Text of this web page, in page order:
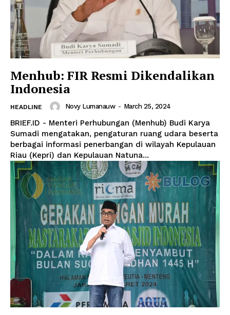
Menhub: FIR Resmi Dikendalikan
Indonesia
HEADLINE Novy Lumanauw - March 25, 2024
BRIEF.ID - Menteri Perhubungan (Menhub) Budi Karya
Sumadi mengatakan, pengaturan ruang udara beserta
berbagai informasi penerbangan di wilayah Kepulauan
Riau (Kepri) dan Kepulauan Natuna...